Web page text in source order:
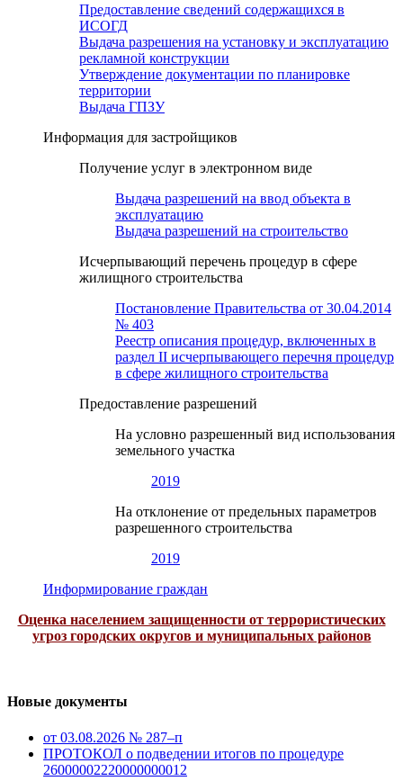
Предоставление сведений содержащихся в
ИСОГД
Выдача разрешения на установку и эксплуатацию
рекламной конструкции
Утверждение документации по планировке
территории
Выдача ГПЗУ
Информация для застройщиков
Получение услуг в электронном виде
Выдача разрешений на ввод объекта в
эксплуатацию
Выдача разрешений на строительство
Исчерпывающий перечень процедур в сфере
жилищного строительства
Постановление Правительства от 30.04.2014
№ 403
Реестр описания процедур, включенных в
раздел II исчерпывающего перечня процедур
в сфере жилищного строительства
Предоставление разрешений
На условно разрешенный вид использования
земельного участка
2019
На отклонение от предельных параметров
разрешенного строительства
2019
Информирование граждан
Оценка населением защищенности от террористических
угроз городских округов и муниципальных районов
Новые документы
от 03.08.2026 № 287–п
ПРОТОКОЛ о подведении итогов по процедуре
26000002220000000012